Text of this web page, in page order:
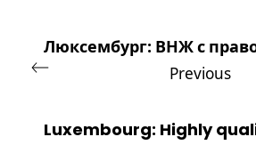
Люксембург: ВНЖ с
Previous
Luxembourg: Highly